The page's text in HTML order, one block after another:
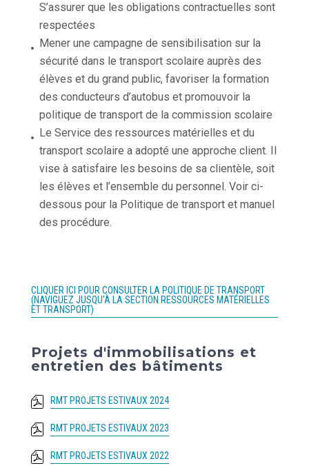
S’assurer que les obligations contractuelles sont
respectées
Mener une campagne de sensibilisation sur la
sécurité dans le transport scolaire auprès des
élèves et du grand public, favoriser la formation
des conducteurs d’autobus et promouvoir la
politique de transport de la commission scolaire
Le Service des ressources matérielles et du
transport scolaire a adopté une approche client. Il
vise à satisfaire les besoins de sa clientèle, soit
les élèves et l’ensemble du personnel. Voir ci-
dessous pour la Politique de transport et manuel
des procédure.
CLIQUER ICI POUR CONSULTER LA POLITIQUE DE TRANSPORT
(NAVIGUEZ JUSQU'À LA SECTION RESSOURCES MATÉRIELLES
ET TRANSPORT)
Projets d'immobilisations et
entretien des bâtiments
RMT PROJETS ESTIVAUX 2024
RMT PROJETS ESTIVAUX 2023
RMT PROJETS ESTIVAUX 2022